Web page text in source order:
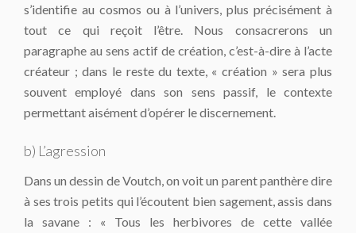
s’identifie au cosmos ou à l’univers, plus précisément à
tout ce qui reçoit l’être. Nous consacrerons un
paragraphe au sens actif de création, c’est-à-dire à l’acte
créateur ; dans le reste du texte, « création » sera plus
souvent employé dans son sens passif, le contexte
permettant aisément d’opérer le discernement.
b) L’agression
Dans un dessin de Voutch, on voit un parent panthère dire
à ses trois petits qui l’écoutent bien sagement, assis dans
la savane : « Tous les herbivores de cette vallée